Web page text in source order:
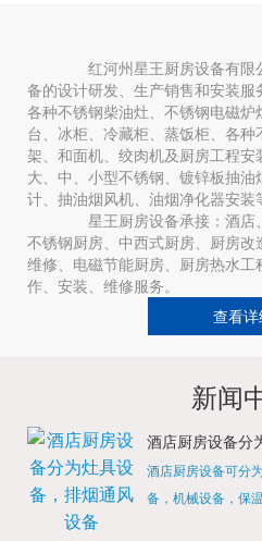
红河州星王厨房设备有限
备的设计研发、生产销售和安装
各种不锈钢柴油灶、不锈钢电磁
台、冰柜、冷藏柜、蒸饭柜、各
架、和面机、绞肉机及厨房工程
大、中、小型不锈钢、镀锌板抽
计、抽油烟风机、油烟净化器安装
星王厨房设备承接：酒店
不锈钢厨房、中西式厨房、厨房
维修、电磁节能厨房、厨房热水
作、安装、维修服务。
查看详
新闻
酒店厨房设备分
酒店厨房设备可分
备，机械设备，保